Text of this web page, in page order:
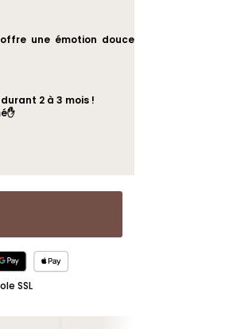
une émotion douce
2 à 3 mois !
SSL